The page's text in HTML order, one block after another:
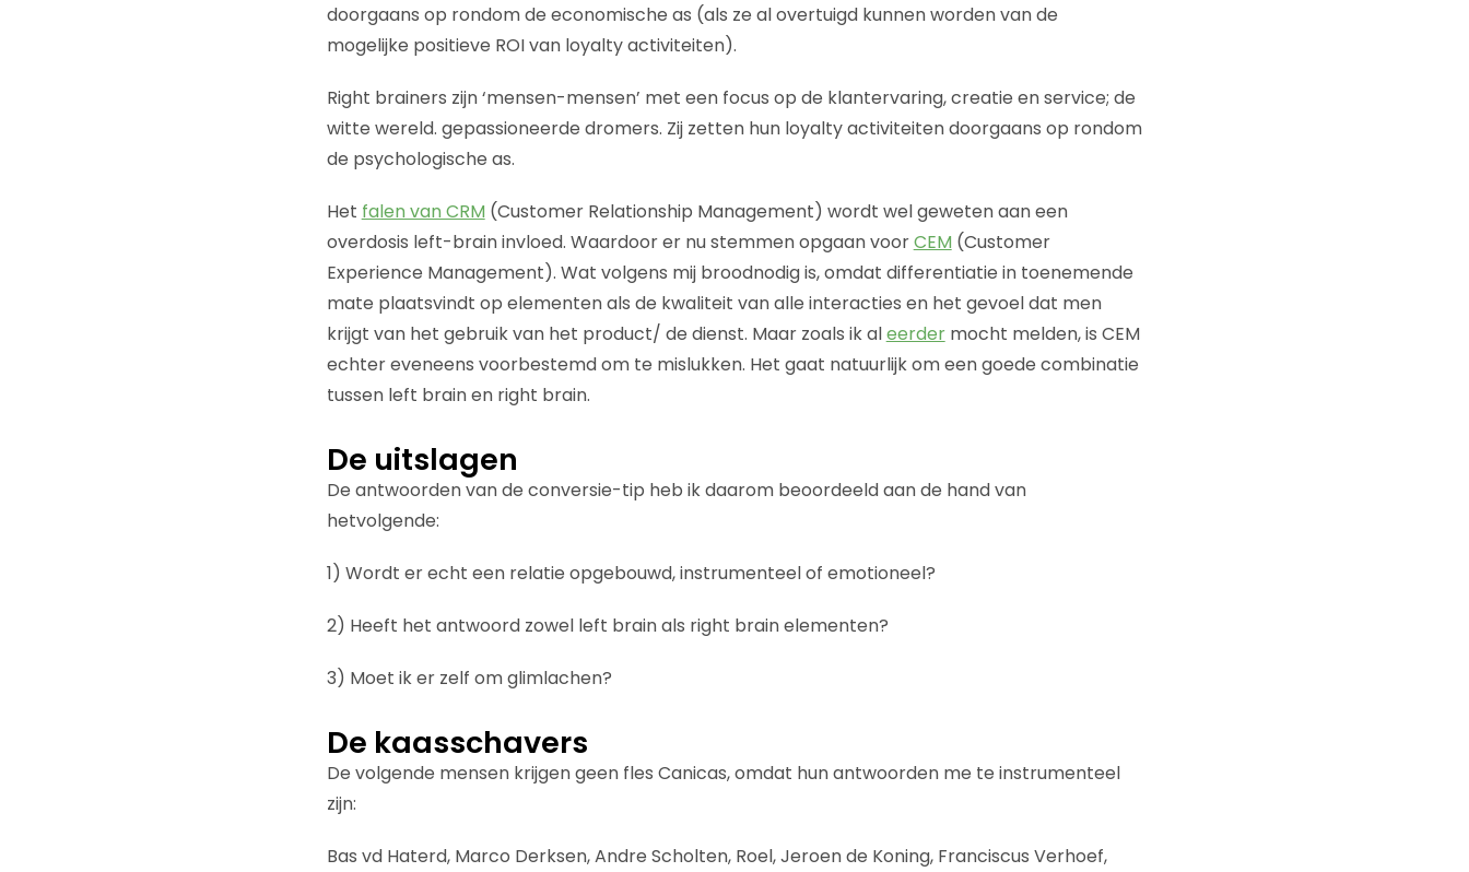
doorgaans op rondom de economische as (als ze al overtuigd kunnen worden van de
mogelijke positieve ROI van loyalty activiteiten).
Right brainers zijn ‘mensen-mensen’ met een focus op de klantervaring, creatie en service; de
witte wereld. gepassioneerde dromers. Zij zetten hun loyalty activiteiten doorgaans op rondom
de psychologische as.
Het falen van CRM (Customer Relationship Management) wordt wel geweten aan een
overdosis left-brain invloed. Waardoor er nu stemmen opgaan voorCEM (Customer
Experience Management). Wat volgens mij broodnodig is, omdat differentiatie in toenemende
mate plaatsvindt op elementen als de kwaliteit van alle interacties en het gevoel dat men
krijgt van het gebruik van het product/ de dienst. Maar zoals ik aleerdermocht melden, is CEM
echter eveneens voorbestemd om te mislukken. Het gaat natuurlijk om een goede combinatie
tussen left brain en right brain.
De uitslagen
De antwoorden van de conversie-tip heb ik daarom beoordeeld aan de hand van
hetvolgende:
1) Wordt er echt een relatie opgebouwd, instrumenteel of emotioneel?
2) Heeft het antwoord zowel left brain als right brain elementen?
3) Moet ik er zelf om glimlachen?
De kaasschavers
De volgende mensen krijgen geen fles Canicas, omdat hun antwoorden me te instrumenteel
zijn:
Bas vd Haterd, Marco Derksen, Andre Scholten, Roel, Jeroen de Koning, Franciscus Verhoef,